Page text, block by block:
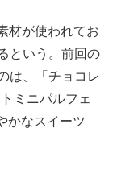
材が使われてお
という。前回の
は、「チョコレ
ミニパルフェ
かなスイーツ